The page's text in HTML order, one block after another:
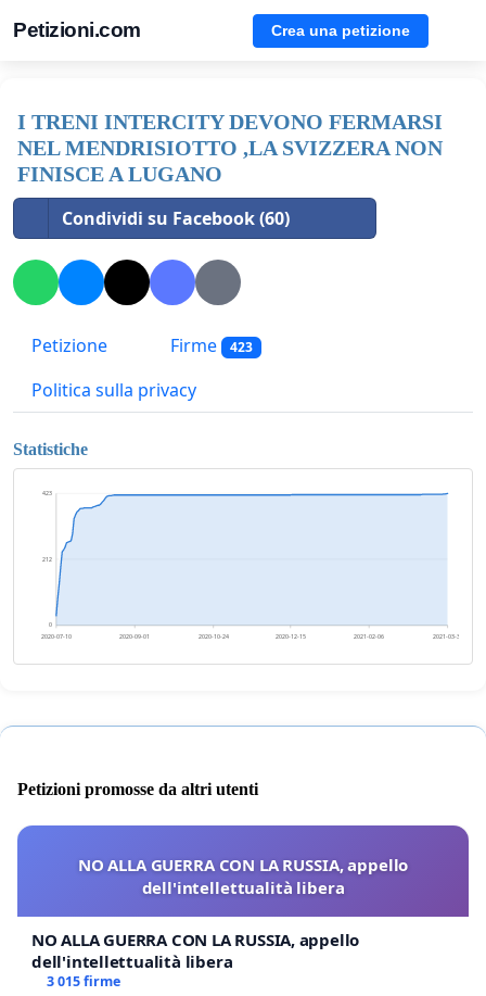
Petizioni.com Crea una petizione
I TRENI INTERCITY DEVONO FERMARSI
NEL MENDRISIOTTO ,LA SVIZZERA NON
FINISCE A LUGANO
Condividi su Facebook (60)
Petizione Firme 423
Politica sulla privacy
Statistiche
0
212
423
2020-07-10 2020-09-01 2020-10-24 2020-12-15 2021-02-06 2021-03-31
Petizioni promosse da altri utenti
NO ALLA GUERRA CON LA RUSSIA, appello
dell'intellettualità libera
NO ALLA GUERRA CON LA RUSSIA, appello
dell'intellettualità libera
3 015 firme